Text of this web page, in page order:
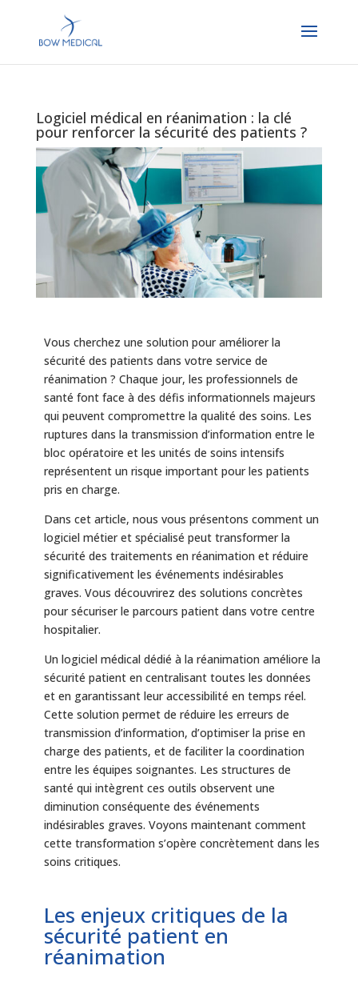
Logiciel médical en réanimation : la clé
pour renforcer la sécurité des patients ?
Vous cherchez une solution pour améliorer la
sécurité des patients dans votre service de
réanimation ? Chaque jour, les professionnels de
santé font face à des défis informationnels majeurs
qui peuvent compromettre la qualité des soins. Les
ruptures dans la transmission d’information entre le
bloc opératoire et les unités de soins intensifs
représentent un risque important pour les patients
pris en charge.
Dans cet article, nous vous présentons comment un
logiciel métier et spécialisé peut transformer la
sécurité des traitements en réanimation et réduire
significativement les événements indésirables
graves. Vous découvrirez des solutions concrètes
pour sécuriser le parcours patient dans votre centre
hospitalier.
Un logiciel médical dédié à la réanimation améliore la
sécurité patient en centralisant toutes les données
et en garantissant leur accessibilité en temps réel.
Cette solution permet de réduire les erreurs de
transmission d’information, d’optimiser la prise en
charge des patients, et de faciliter la coordination
entre les équipes soignantes. Les structures de
santé qui intègrent ces outils observent une
diminution conséquente des événements
indésirables graves. Voyons maintenant comment
cette transformation s’opère concrètement dans les
soins critiques.
Les enjeux critiques de la
sécurité patient en
réanimation